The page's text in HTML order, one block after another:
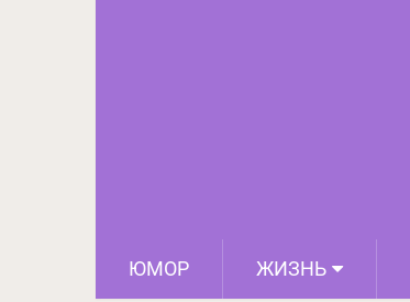
ЮМОР ЖИЗНЬ